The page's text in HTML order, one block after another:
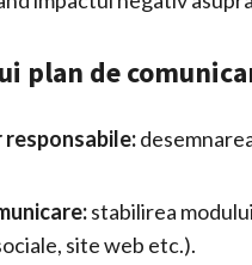
plan de
stabilirea
site web etc.).